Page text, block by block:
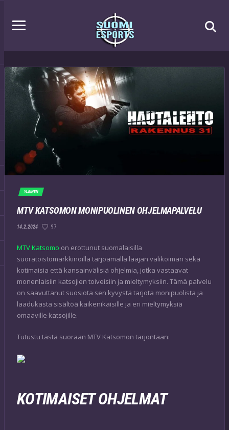
YLEINEN
MTV KATSOMON MONIPUOLINEN OHJELMAPALVELU
14.2.2024 97
MTV Katsomo on erottunut suomalaisilla
suoratoistomarkkinoilla tarjoamalla laajan valikoiman sekä
kotimaisia että kansainvälisiä ohjelmia, jotka vastaavat
monenlaisiin katsojien toiveisiin ja mieltymyksiin. Tämä palvelu
on saavuttanut suosiota sen kyvystä tarjota monipuolista ja
laadukasta sisältöä kaikenikäisille ja eri mieltymyksiä
omaaville katsojille.
Tutustu tästä suoraan MTV Katsomon tarjontaan:
KOTIMAISET OHJELMAT